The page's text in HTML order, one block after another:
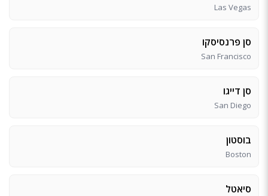
Las Vegas
סן פרנסיסקו
San Francisco
סן דייגו
San Diego
בוסטון
Boston
סיאטל